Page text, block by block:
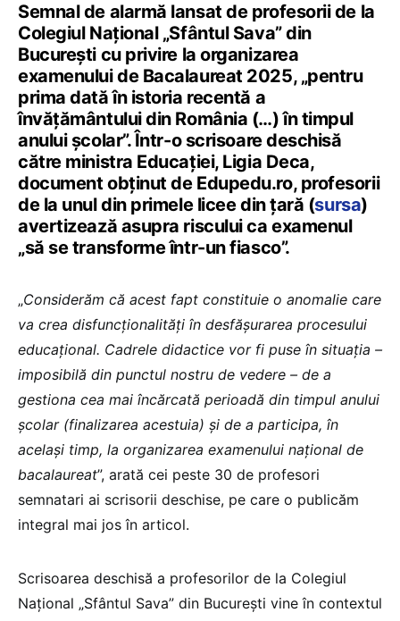
Semnal de alarmă lansat de profesorii de la
Colegiul Național „Sfântul Sava” din
București cu privire la organizarea
examenului de Bacalaureat 2025, „pentru
prima dată în istoria recentă a
învățământului din România (…) în timpul
anului școlar”. Într-o scrisoare deschisă
către ministra Educației, Ligia Deca,
document obținut de Edupedu.ro, profesorii
de la unul din primele licee din țară (sursa)
avertizează asupra riscului ca examenul
„să se transforme într-un fiasco”.
„Considerăm că acest fapt constituie o anomalie care
va crea disfuncționalități în desfășurarea procesului
educațional. Cadrele didactice vor fi puse în situația –
imposibilă din punctul nostru de vedere – de a
gestiona cea mai încărcată perioadă din timpul anului
școlar (finalizarea acestuia) și de a participa, în
același timp, la organizarea examenului național de
bacalaureat”, arată cei peste 30 de profesori
semnatari ai scrisorii deschise, pe care o publicăm
integral mai jos în articol.
Scrisoarea deschisă a profesorilor de la Colegiul
Național „Sfântul Sava” din București vine în contextul